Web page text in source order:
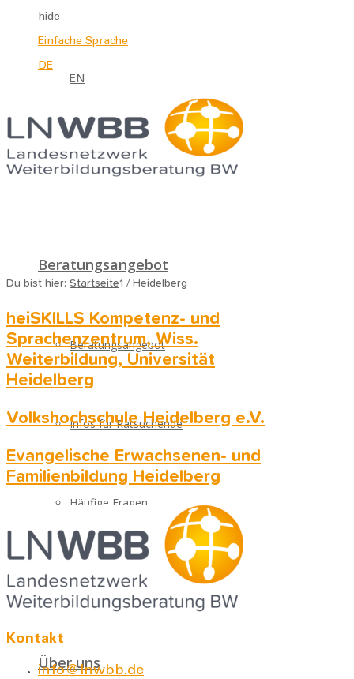
hide
Einfache Sprache
DE
EN
Beratungsangebot
Beratungsangebot
Infos für Ratsuchende
Häufige Fragen
Beratungsstellen
Über uns
Du bist hier: Startseite1 / Heidelberg
heiSKILLS Kompetenz- und
Sprachenzentrum, Wiss.
Weiterbildung, Universität
Heidelberg
Volkshochschule Heidelberg e.V.
Evangelische Erwachsenen- und
Familienbildung Heidelberg
Kontakt
info@lnwbb.de